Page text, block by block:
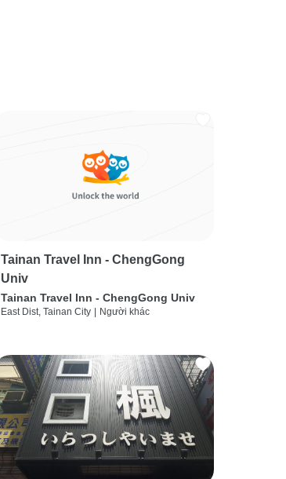
Tainan Travel Inn - ChengGong
Univ
Tainan Travel Inn - ChengGong Univ
East Dist, Tainan City Người khác